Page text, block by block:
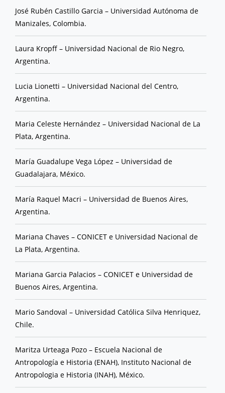
José Rubén Castillo Garcia – Universidad Autónoma de
Manizales, Colombia.
Laura Kropff – Universidad Nacional de Rio Negro,
Argentina.
Lucia Lionetti – Universidad Nacional del Centro,
Argentina.
Maria Celeste Hernández – Universidad Nacional de La
Plata, Argentina.
María Guadalupe Vega López – Universidad de
Guadalajara, México.
María Raquel Macri – Universidad de Buenos Aires,
Argentina.
Mariana Chaves – CONICET e Universidad Nacional de
La Plata, Argentina.
Mariana Garcia Palacios – CONICET e Universidad de
Buenos Aires, Argentina.
Mario Sandoval – Universidad Católica Silva Henriquez,
Chile.
Maritza Urteaga Pozo – Escuela Nacional de
Antropología e Historia (ENAH), Instituto Nacional de
Antropologia e Historia (INAH), México.